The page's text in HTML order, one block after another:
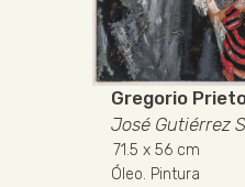
Gregorio
José Gutiérrez
71.5 x 56 cm
Óleo. Pintura